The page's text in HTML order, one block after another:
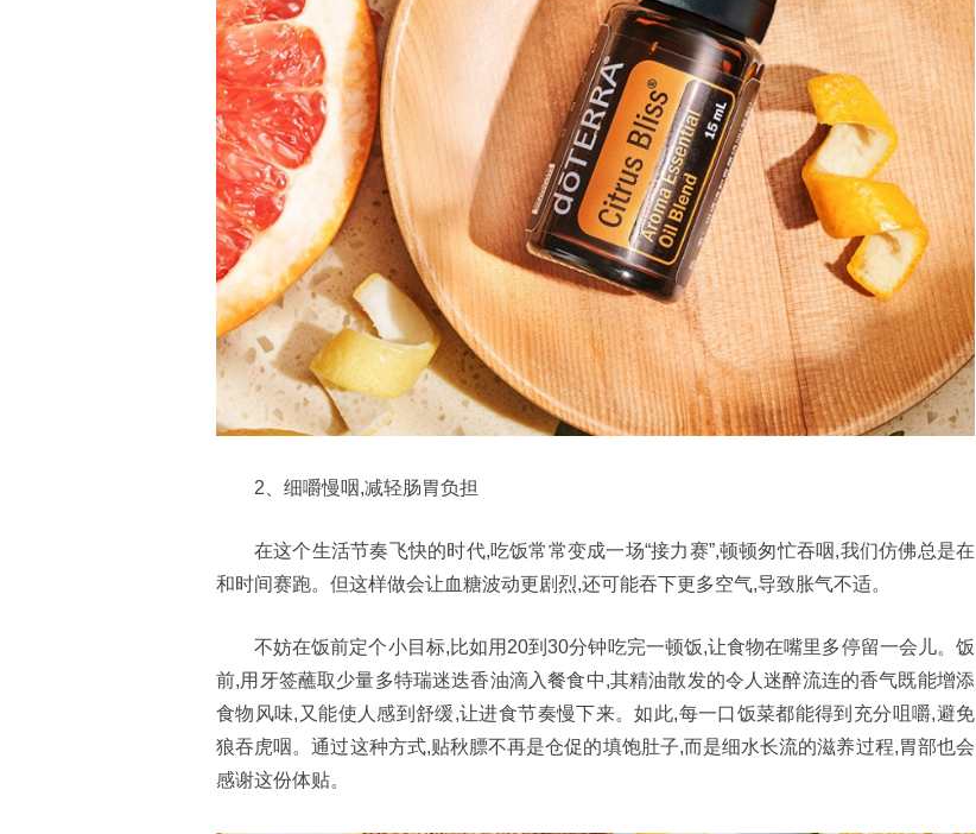
2、细嚼慢咽,减轻肠胃负担
在这个生活节奏飞快的时代,吃饭常常变成一场“接力赛”,顿顿匆忙吞咽,我们仿佛总是在
和时间赛跑。但这样做会让血糖波动更剧烈,还可能吞下更多空气,导致胀气不适。
不妨在饭前定个小目标,比如用20到30分钟吃完一顿饭,让食物在嘴里多停留一会儿。饭
前,用牙签蘸取少量多特瑞迷迭香油滴入餐食中,其精油散发的令人迷醉流连的香气既能增添
食物风味,又能使人感到舒缓,让进食节奏慢下来。如此,每一口饭菜都能得到充分咀嚼,避免
狼吞虎咽。通过这种方式,贴秋膘不再是仓促的填饱肚子,而是细水长流的滋养过程,胃部也会
感谢这份体贴。